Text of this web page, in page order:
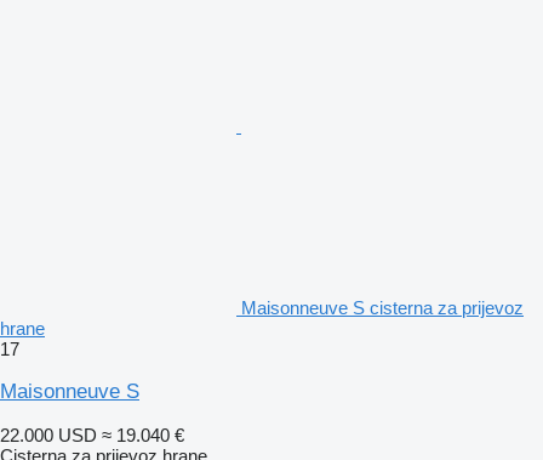
Maisonneuve S cisterna za prijevoz
hrane
17
Maisonneuve S
22.000 USD ≈ 19.040 €
Cisterna za prijevoz hrane